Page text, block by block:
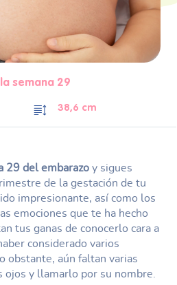
semana 29
38,6 cm
29 del embarazo y sigues
de la gestación de tu
impresionante, así como los
emociones que te ha hecho
tus ganas de conocerlo cara a
considerado varios
obstante, aún faltan varias
ojos y llamarlo por su nombre.